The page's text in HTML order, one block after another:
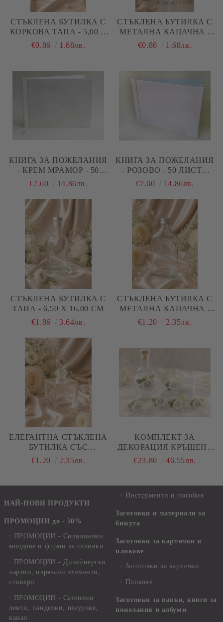
СТЪКЛЕНА БУТИЛКА С
КОРКОВА ТАПА - 5,00 Х
5,00 Х 11,00 СМ
€0.86 1.68лв.
СТЪКЛЕНА БУТИЛКА С
МЕТАЛНА КАПАЧНА -
4,00 Х 16,00 СМ
€0.86 1.68лв.
КНИГА ЗА ПОЖЕЛАНИЯ
- КРЕМ МРАМОР - 50
ЛИСТА 21,00 Х 14,00 СМ
€7.60 14.86лв.
КНИГА ЗА ПОЖЕЛАНИЯ
- РОЗОВО - 50 ЛИСТА
21,00 Х 14,00 СМ
€7.60 14.86лв.
СТЪКЛЕНА БУТИЛКА С
ТАПА - 6,50 Х 16,00 СМ
€1.86
3.64лв.
СТЪКЛЕНА БУТИЛКА С
МЕТАЛНА КАПАЧНА -
7,50 Х 4,00 Х 15,00 СМ
€1.20 2.35лв.
ЕЛЕГАНТНА СТЪКЛЕНА
БУТИЛКА СЪС
СТЪКЛЕНА ТАПА - 4,50
€1.20 2.35лв.
КОМПЛЕКТ ЗА
ДЕКОРАЦИЯ КРЪЩЕНЕ
€23.80 46.55лв.
НАЙ-НОВИ ПРОДУКТИ
ПРОМОЦИИ до - 50%
ПРОМОЦИИ - Силиконови
молдове и форми за отливки
ПРОМОЦИИ - Дизайнерски
хартии, изрязани елементи,
стикери
ПРОМОЦИИ - Сатенени
ленти, панделки, шнурове,
канап
Инструменти и пособия
Заготовки и материали за
бижута
Заготовки за картички и
пликове
Заготовки за картички
Пликове
Заготовки за папки, книги за
пожелания и албуми